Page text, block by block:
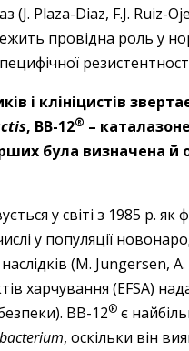
Plaza-Diaz, F.J. Ruiz-
провідна роль у
і клініцистів
, BB-12® –
була визначена й
у світі з 1985 р. як
у популяції
(M. Jungersen,
харчування (EFSA)
BB-12® є
, оскільки він